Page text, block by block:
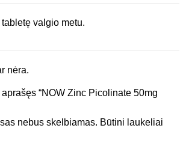
valgio metu.
nėra.
“NOW Zinc Picolinate 50mg
nebus skelbiamas. Būtini laukeliai